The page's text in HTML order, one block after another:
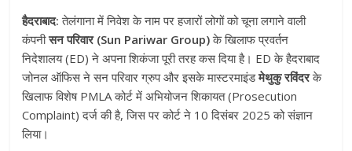
हैदराबाद: तेलंगाना में निवेश के नाम पर हजारों लोगों को चूना लगाने वाली
कंपनीसन परिवार (Sun Pariwar Group)के खिलाफ प्रवर्तन
निदेशालय (ED) ने अपना शिकंजा पूरी तरह कस दिया है। ED के हैदराबाद
जोनल ऑफिस ने सन परिवार ग्रुप और इसके मास्टरमाइंडमेथुकु रविंदरके
खिलाफ विशेष PMLA कोर्ट में अभियोजन शिकायत (Prosecution
Complaint) दर्ज की है, जिस पर कोर्ट ने 10 दिसंबर 2025 को संज्ञान
लिया।